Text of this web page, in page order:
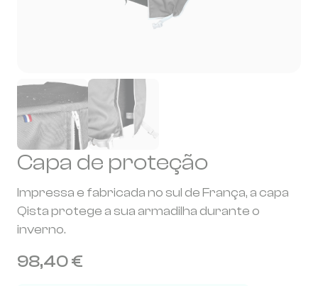
Capa de proteção
Impressa e fabricada no sul de França, a capa
Qista protege a sua armadilha durante o
inverno.
98,40 €